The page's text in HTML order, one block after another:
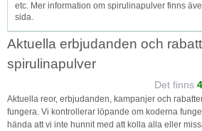
etc. Mer information om spirulinapulver finns
sida.
Aktuella erbjudanden och
spirulinapulver
Det finns
Aktuella reor, erbjudanden, kampanjer och
fungera. Vi kontrollerar löpande om koderna
hända att vi inte hunnit med att kolla alla eller